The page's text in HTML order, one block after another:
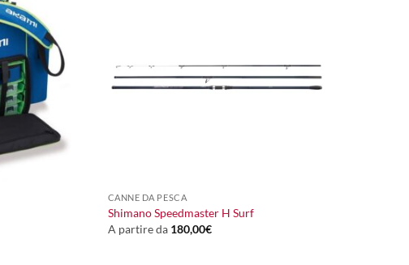
CANNE DA PESCA
Shimano Speedmaster H Surf
A partire da 180,00€